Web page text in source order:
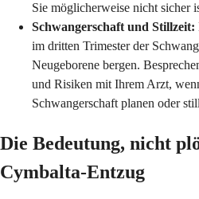
Sie möglicherweise nicht sicher
Schwangerschaft und Stillzeit:
im dritten Trimester der
Neugeborene bergen.
und Risiken mit Ihrem Arzt,
Schwangerschaft planen oder
Die Bedeutung, nicht
Cymbalta-Entzug